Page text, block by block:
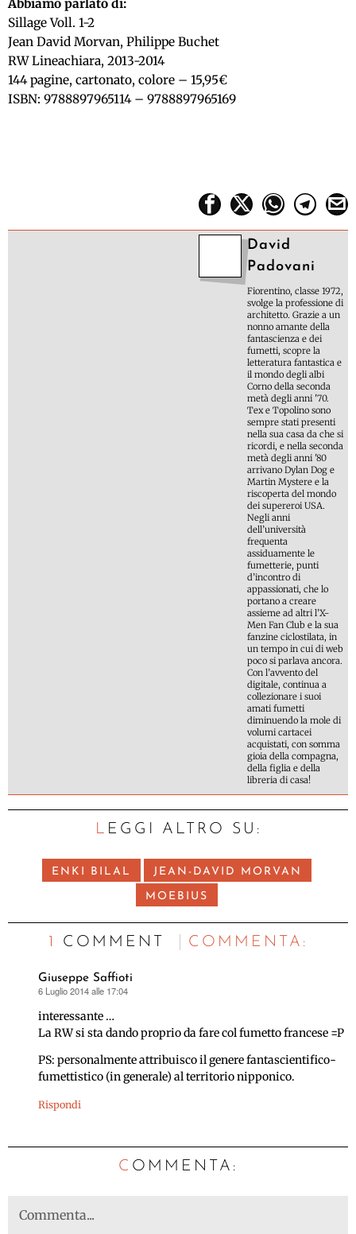
Abbiamo parlato di:
Sillage Voll. 1-2
Jean David Morvan, Philippe Buchet
RW Lineachiara, 2013-2014
144 pagine, cartonato, colore – 15,95€
ISBN: 9788897965114 – 9788897965169
David
Padovani
Fiorentino, classe 1972,
svolge la professione di
architetto. Grazie a un
nonno amante della
fantascienza e dei
fumetti, scopre la
letteratura fantastica e
il mondo degli albi
Corno della seconda
metà degli anni '70.
Tex e Topolino sono
sempre stati presenti
nella sua casa da che si
ricordi, e nella seconda
metà degli anni '80
arrivano Dylan Dog e
Martin Mystere e la
riscoperta del mondo
dei supereroi USA.
Negli anni
dell’università
frequenta
assiduamente le
fumetterie, punti
d’incontro di
appassionati, che lo
portano a creare
assieme ad altri l’X-
Men Fan Club e la sua
fanzine ciclostilata, in
un tempo in cui di web
poco si parlava ancora.
Con l’avvento del
digitale, continua a
collezionare i suoi
amati fumetti
diminuendo la mole di
volumi cartacei
acquistati, con somma
gioia della compagna,
della figlia e della
libreria di casa!
LEGGI ALTRO SU:
ENKI BILAL JEAN-DAVID MORVAN
MOEBIUS
1 COMMENT C OMMENTA:
Giuseppe Saffioti
ha
detto:
6 Luglio 2014 alle 17:04
interessante …
La RW si sta dando proprio da fare col fumetto francese =P
PS: personalmente attribuisco il genere fantascientifico-
fumettistico (in generale) al territorio nipponico.
Rispondi
C OMMENTA: